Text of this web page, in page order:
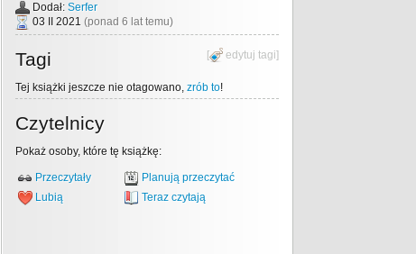
Dodał: Serfer
03 II 2021 (ponad 6 lat temu)
[ edytuj tagi]
Tagi
Tej książki jeszcze nie otagowano, zrób to!
Czytelnicy
Pokaż osoby, które tę książkę:
Przeczytały
Planują przeczytać
Lubią
Teraz czytają